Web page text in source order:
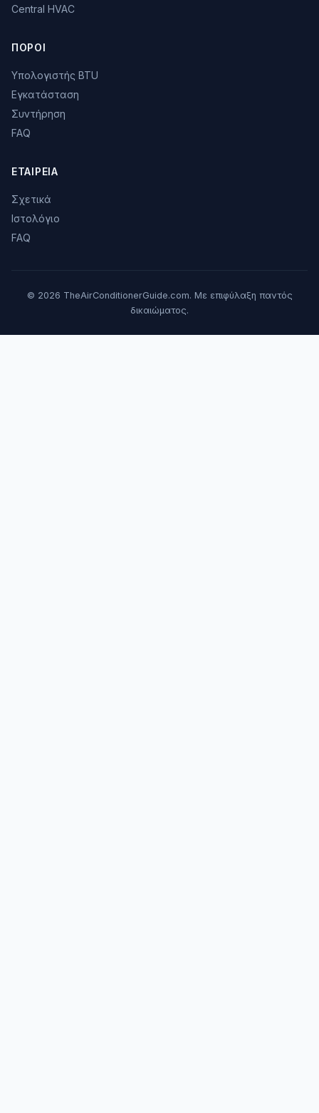
Central HVAC
ΠΌΡΟΙ
Υπολογιστής BTU
Εγκατάσταση
Συντήρηση
FAQ
ΕΤΑΙΡΕΊΑ
Σχετικά
Ιστολόγιο
FAQ
© 2026 TheAirConditionerGuide.com. Με επιφύλαξη παντός
δικαιώματος.